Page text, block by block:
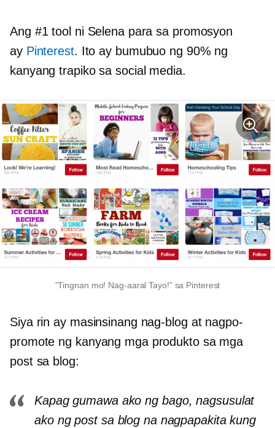
Ang #1 tool ni Selena para sa promosyon
ay Pinterest. Ito ay bumubuo ng 90% ng
kanyang trapiko sa social media.
“Tingnan mo! Nag-aaral Tayo!” sa Pinterest
Siya rin ay masinsinang nag-blog at nagpo-
promote ng kanyang mga produkto sa mga
post sa blog:
Kapag gumawa ako ng bago, nagsusulat
ako ng post sa blog na nagpapakita kung